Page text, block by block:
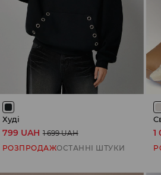
Худі
799 UAH 1 699 UAH
РОЗПРОДАЖОСТАННІ ШТУКИ
1